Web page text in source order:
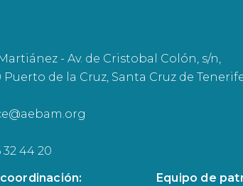
- Av. de Cristobal Colón, s/n,
Puerto de la Cruz, Santa Cruz de
32 44 20
Equipo de